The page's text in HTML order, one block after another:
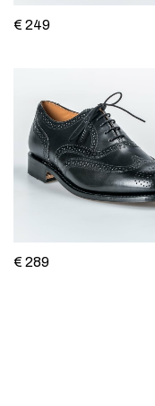
€ 249
€ 289